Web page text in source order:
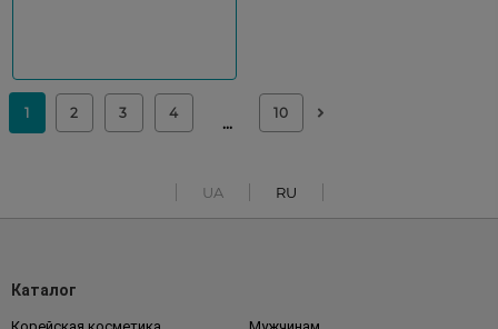
UA RU
Каталог